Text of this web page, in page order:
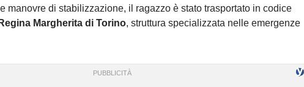
manovre di stabilizzazione, il ragazzo è stato trasportato in codice
Regina Margherita di Torino, struttura specializzata nelle emergenze